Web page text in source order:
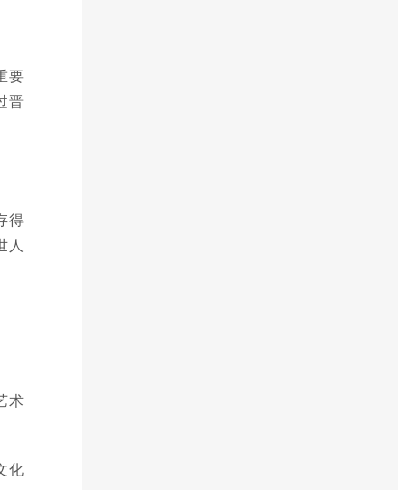
要
晋
得
人
术
化